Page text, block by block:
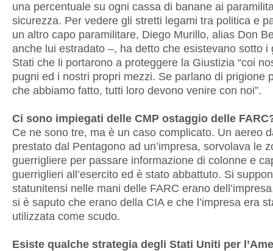
una percentuale su ogni cassa di banane ai
sicurezza. Per vedere gli stretti legami tra politica e
un altro capo paramilitare, Diego Murillo, alias Don
anche lui estradato –, ha detto che esistevano sotto i
Stati che li portarono a proteggere la Giustizia “coi
pugni ed i nostri propri mezzi. Se parlano di prigione
che abbiamo fatto, tutti loro devono venire con noi”.
Ci sono impiegati delle CMP ostaggio delle
Ce ne sono tre, ma è un caso complicato. Un aereo
prestato dal Pentagono ad un’impresa, sorvolava le
guerrigliere per passare informazione di colonne e
guerriglieri all’esercito ed è stato abbattuto. Si
statunitensi nelle mani delle FARC erano
si è saputo che erano della CIA e che l’impresa era
utilizzata come scudo.
Esiste qualche strategia degli Stati Uniti per